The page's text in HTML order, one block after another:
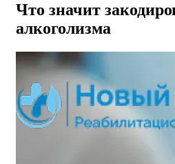
Что значит
алкоголизма